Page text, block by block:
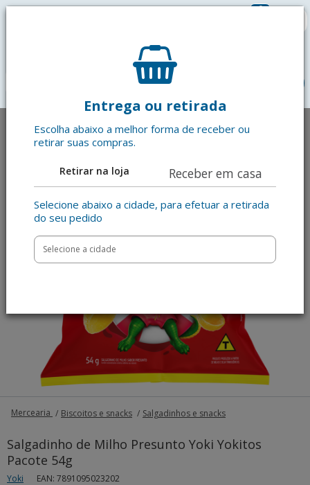
0
Entrega ou retirada
Escolha abaixo a melhor forma de receber ou
retirar suas compras.
Retirar na loja Receber em casa
Selecione abaixo a cidade, para efetuar a retirada
do seu pedido
Mercearia Biscoitos e snacks Salgadinhos e snacks
Salgadinho de Milho Presunto Yoki Yokitos
Pacote 54g
Yoki EAN: 7891095023202